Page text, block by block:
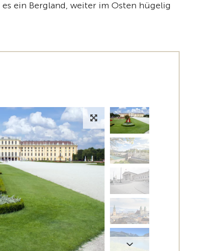
ein Bergland, weiter im Osten hügelig